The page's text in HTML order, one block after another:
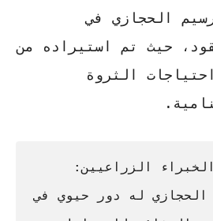
الحجازي في
حيث تم استيراده من
الثروة
الزراعيين:
الحجازي له دور حيوي في